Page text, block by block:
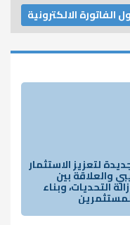
الفاتورة الالكترونية
لتعزيز الاستثمار
والعلاقة بين
التحديات، وبناء